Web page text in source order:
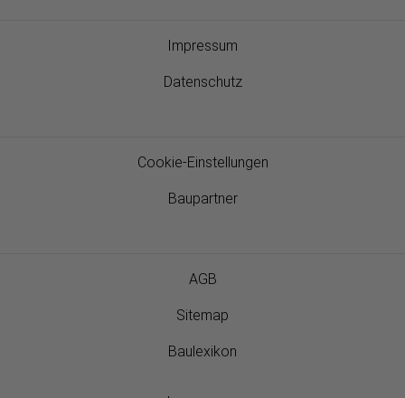
Impressum
Datenschutz
Cookie-Einstellungen
Baupartner
AGB
Sitemap
Baulexikon